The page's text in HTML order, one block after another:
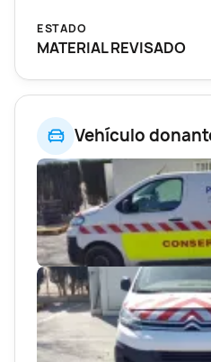
Vehículo
ESTADO
MATERIAL REVISADO